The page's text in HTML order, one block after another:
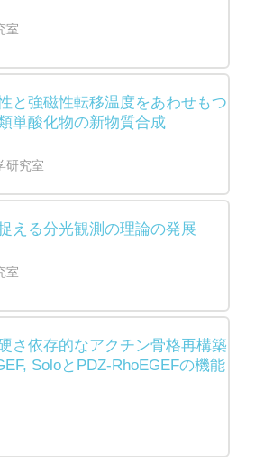
室
と強磁性転移温度をあわせもつ
単酸化物の新物質合成
研究室
える分光観測の理論の発展
室
さ依存的なアクチン骨格再構築
SoloとPDZ-RhoEGEFの機能